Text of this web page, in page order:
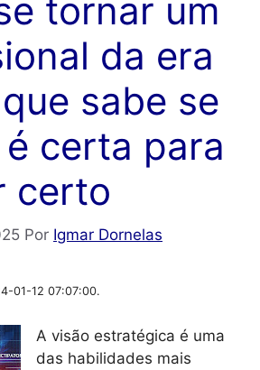
tornar um
da era
sabe se
certa para
certo
Por Igmar Dornelas
01-12 07:07:00.
A visão estratégica é uma
das habilidades mais